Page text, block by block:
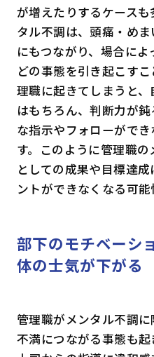
が増えたりするケース
タル不調は、頭痛・め
にもつながり、場合に
どの事態を引き起こす
理職に起きてしまうと
はもちろん、判断力が
な指示やフォローがで
す。このように管理職
としての成果や目標達
ントができなくなる可能
部下のモチベーシ
体の士気が下がる
管理職がメンタル不調
不満につながる事態も